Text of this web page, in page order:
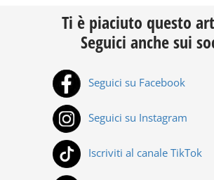
Ti è piaciuto questo
Seguici anche sui
Seguici su Facebook
Seguici su Instagram
Iscriviti al canale TikTok